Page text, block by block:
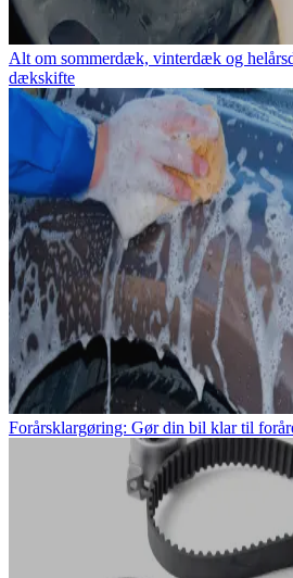
Alt om sommerdæk, vinterdæk og
dækskifte
Forårsklargøring: Gør din bil klar til